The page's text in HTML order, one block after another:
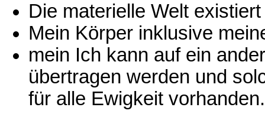
Die materielle Welt
Mein Körper inklusive
mein Ich kann auf ein
übertragen werden und
für alle Ewigkeit vorhanden.